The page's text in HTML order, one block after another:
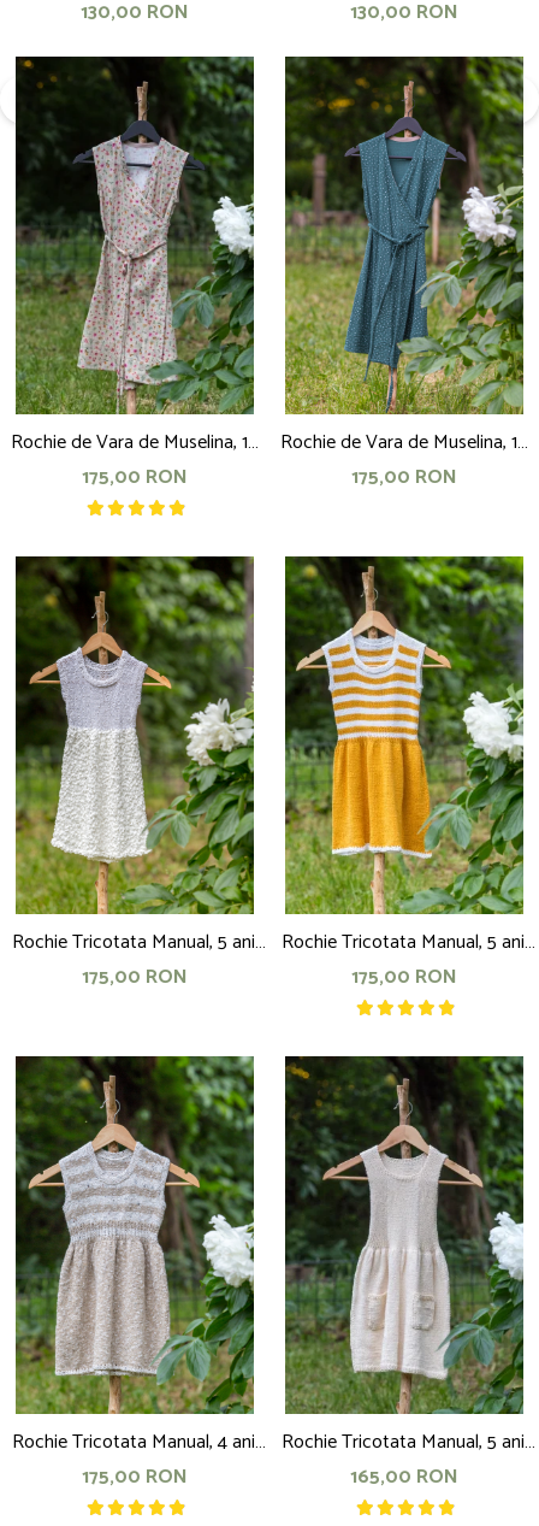
Bumbac, 140x100cm, elefanti
130,00 RON Bumbac, 140x100cm, stelute
130,00 RON
Rochie de Vara de Muselina, 10
ani, bej cu flori
175,00 RON
Rochie de Vara de Muselina, 10
ani, verde inchis
175,00 RON
Rochie Tricotata Manual, 5 ani,
alba
175,00 RON
Rochie Tricotata Manual, 5 ani,
galbena cu dungi albe
175,00 RON
Rochie Tricotata Manual, 4 ani,
bej cu dungi
175,00 RON
Rochie Tricotata Manual, 5 ani,
alb unt cu buzunare
165,00 RON